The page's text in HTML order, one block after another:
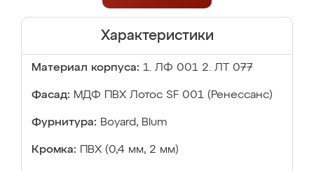
Характеристики
Материал корпуса: 1. ЛФ 001 2. ЛТ 077
Фасад: МДФ ПВХ Лотос SF 001 (Ренессанс)
Фурнитура: Boyard, Blum
Кромка: ПВХ (0,4 мм, 2 мм)